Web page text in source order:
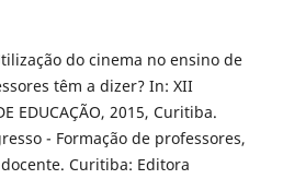
do cinema no ensino de
têm a dizer? In: XII
EDUCAÇÃO, 2015, Curitiba.
- Formação de professores,
Curitiba: Editora